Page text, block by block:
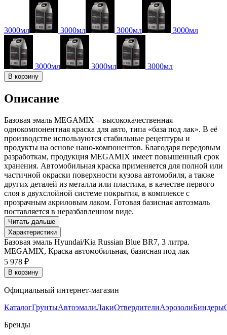
3000мл 3000мл 3000мл 3000мл
3000мл 3000мл 3000мл
В корзину
Описание
Базовая эмаль MEGAMIX – высококачественная
однокомпонентная краска для авто, типа «база под лак». В её
производстве используются стабильные рецептуры и
продукты на основе нано-компонентов. Благодаря передовым
разработкам, продукция MEGAMIX имеет повышенный срок
хранения. Автомобильная краска применяется для полной или
частичной окраски поверхности кузова автомобиля, а также
других деталей из металла или пластика, в качестве первого
слоя в двухслойной системе покрытия, в комплексе с
прозрачным акриловым лаком. Готовая базисная автоэмаль
поставляется в неразбавленном виде.
Читать дальше
Характеристики
Базовая эмаль Hyundai/Kia Russian Blue BR7, 3 литра.
MEGAMIX, Краска автомобильная, базисная под лак
5 978 ₽
В корзину
Официальный интернет-магазин
КаталогГрунтыАвтоэмалиЛакиОтвердителиАэрозолиБиндеры
Бренды